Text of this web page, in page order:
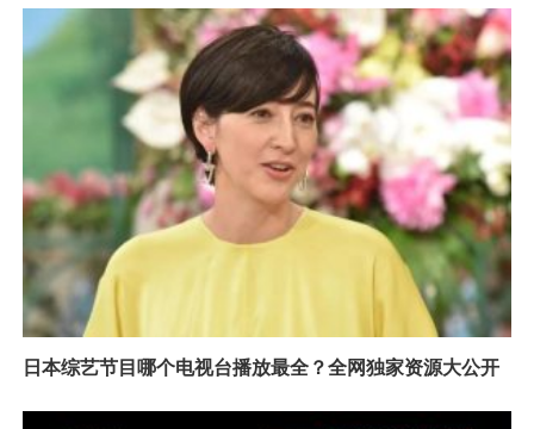
日本综艺节目哪个电视台播放最全？全网独家资源大公开